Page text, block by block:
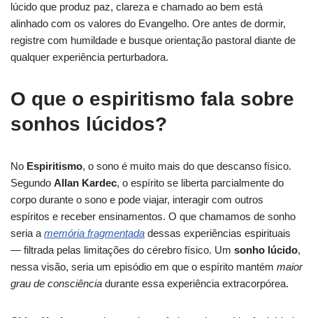
lúcido que produz paz, clareza e chamado ao bem está
alinhado com os valores do Evangelho. Ore antes de dormir,
registre com humildade e busque orientação pastoral diante de
qualquer experiência perturbadora.
O que o espiritismo fala sobre
sonhos lúcidos?
No Espiritismo, o sono é muito mais do que descanso físico.
Segundo Allan Kardec, o espírito se liberta parcialmente do
corpo durante o sono e pode viajar, interagir com outros
espíritos e receber ensinamentos. O que chamamos de sonho
seria a memória fragmentada dessas experiências espirituais
— filtrada pelas limitações do cérebro físico. Um sonho lúcido,
nessa visão, seria um episódio em que o espírito mantém maior
grau de consciência durante essa experiência extracorpórea.